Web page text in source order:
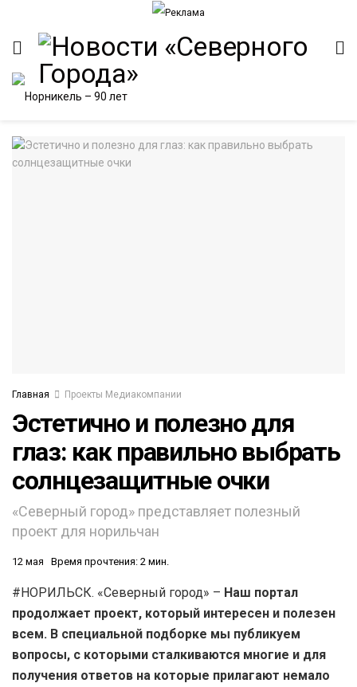
Главная Проекты Медиакомпании
Эстетично и полезно для
глаз: как правильно выбрать
солнцезащитные очки
«Северный город» представляет полезный
проект для норильчан
12 мая Время прочтения: 2 мин.
#НОРИЛЬСК. «Северный город» – Наш портал
продолжает проект, который интересен и полезен
всем. В специальной подборке мы публикуем
вопросы, с которыми сталкиваются многие и для
получения ответов на которые прилагают немало